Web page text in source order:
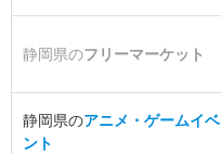
静岡県のフリーマーケット
静岡県のアニメ・ゲームイベ
ント